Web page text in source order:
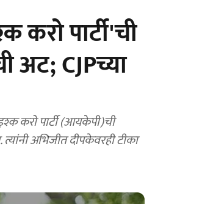
करो पार्टी'ची
अट; CJPच्या
करो पार्टी (आयकेपी)ची
अभिजीत दीपकेवरही टीका